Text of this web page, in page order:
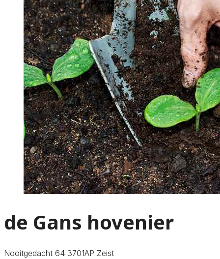
de Gans hovenier
Nooitgedacht 64 3701AP Zeist